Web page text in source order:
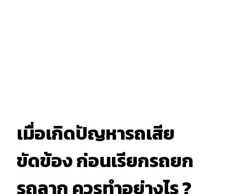
เมื่อเกิดปัญหารถเสีย
ขัดข้อง ก่อนเรียกรถยก
รถลาก ควรทำอย่างไร ?